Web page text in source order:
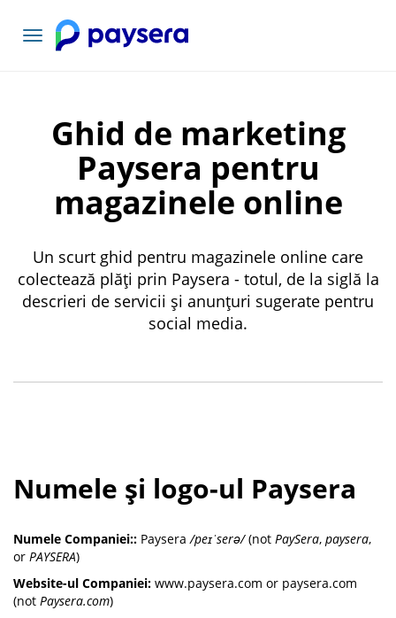
Comutați
navigarea
Ghid de marketing
Paysera pentru
magazinele online
Un scurt ghid pentru magazinele online care
colectează plăți prin Paysera - totul, de la siglă la
descrieri de servicii și anunțuri sugerate pentru
social media.
Numele și logo-ul Paysera
Numele Companiei:: Paysera/peɪˈserə/(not PaySera, paysera,
or PAYSERA)
Website-ul Companiei: www.paysera.com or paysera.com
(not Paysera.com)